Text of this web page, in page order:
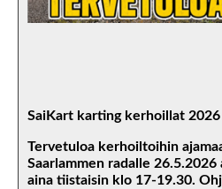
SaiKart karting kerhoillat 2026
Tervetuloa kerhoiltoihin
Saarlammen radalle 26.5.2026
aina tiistaisin klo 17-19.30.